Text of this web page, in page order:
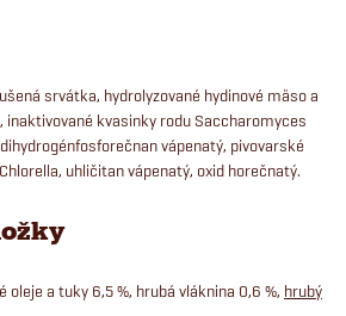
srvátka, hydrolyzované hydinové mäso a
, inaktivované kvasinky rodu Saccharomyces
vápenatý, pivovarské
uhličitan vápenatý, oxid horečnatý.
oleje a tuky 6,5 %, hrubá vláknina 0,6 %, hrubý